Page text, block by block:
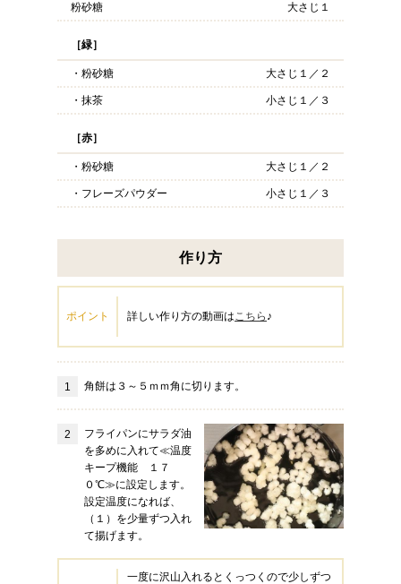
粉砂糖 大さじ１
［緑］
・粉砂糖 大さじ１／２
・抹茶 小さじ１／３
［赤］
・粉砂糖 大さじ１／２
・フレーズパウダー 小さじ１／３
作り方
ポイント 詳しい作り方の動画はこちら ♪
角餅は３～５ｍｍ角に切ります。
フライパンにサラダ油
を多めに入れて≪温度
キープ機能 １７
０℃≫に設定します。
設定温度になれば、
（１）を少量ずつ入れ
て揚げます。
一度に沢山入れるとくっつくので少しずつ